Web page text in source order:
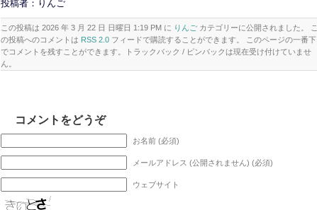
投稿者：りんご
この投稿は 2026 年 3 月 22 日 日曜日 1:19 PM に りんご カテゴリーに公開されました。 こ
の投稿へのコメントは RSS 2.0 フィードで購読することができます。 このページの一番下
でコメントを残すことができます。トラックバック / ピンバックは現在受け付けていませ
ん。
コメントをどうぞ
お名前 (必須)
メールアドレス (公開されません) (必須)
ウェブサイト